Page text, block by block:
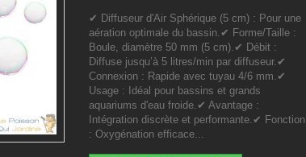
✔ Diffuseur d'Air Sphérique (5 cm) : Pour une
aération optimale du bassin.✔ Forme/Taille :
Boule, diamètre 50 mm (5 cm).✔ Débit :
Diffuse jusqu’à 5 litres/min par diffuseur.✔
Connexion : Rapide avec tuyau 4/6 mm.✔
Usage : Idéal pour bassins et grands
aquariums d'eau froide.✔ Avantage :
Intégration discrète et performante.✔ Fonction
: Oxygénation efficace...